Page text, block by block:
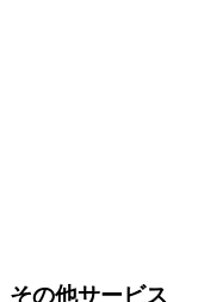
その他サービス